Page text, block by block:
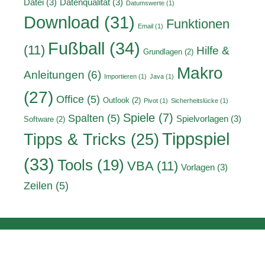
Datei (3) Datenqualität (3) Datumswerte (1)
Download (31) Email (1) Funktionen
(11) Fußball (34) Grundlagen (2) Hilfe &
Anleitungen (6) Importieren (1) Java (1)
Makro
(27) Office (5) Outlook (2) Pivot (1) Sicherheitslücke (1)
Software (2) Spalten (5) Spiele (7) Spielvorlagen (3)
Tipps & Tricks (25)Tippspiel
(33) Tools (19) VBA(11) Vorlagen (3)
Zeilen (5)